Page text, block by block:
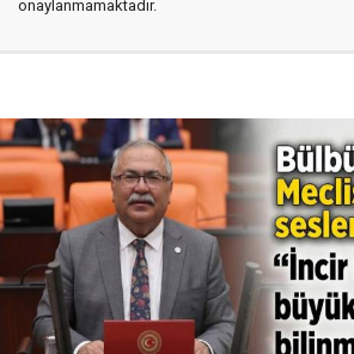
onaylanmamaktadır.